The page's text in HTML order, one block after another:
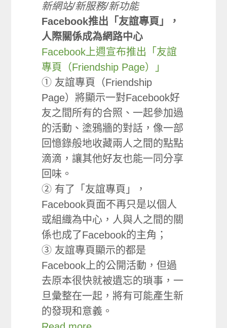
新網站/新服務/新功能
Facebook推出「友誼專頁」，
人際關係成為網路中心
Facebook上週宣布推出「友誼
專頁（Friendship Page）」
① 友誼專頁（Friendship
Page）將顯示一對Facebook好
友之間所有的合照、一起參加過
的活動、塗鴉牆的對話，像一部
回憶錄般地收藏兩人之間的點點
滴滴，讓其他好友也能一同分享
回味。
② 有了「友誼專頁」，
Facebook頁面不再只是以個人
或組織為中心，人與人之間的關
係也成了Facebook的主角；
③ 友誼專頁顯示的都是
Facebook上的公開活動，但過
去原本很快就被遺忘的瑣事，一
旦彙整在一起，將有可能產生新
的發現和意義。